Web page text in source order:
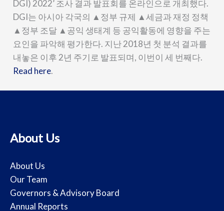
DGI) 2022’ 조사 결과 발표회를 온라인으로 개최했다.
DGI는 아시아 각국의 ▲정부 규제 ▲세금과 재정 정책
▲정부 조달 ▲공익 생태계 등 공익활동에 영향을 주는
요인을 파악해 평가한다. 지난 2018년 첫 분석 결과를
내놓은 이후 2년 주기로 발표되며, 이번이 세 번째다.
Read here.
About Us
About Us
Our Team
Governors & Advisory Board
Annual Reports